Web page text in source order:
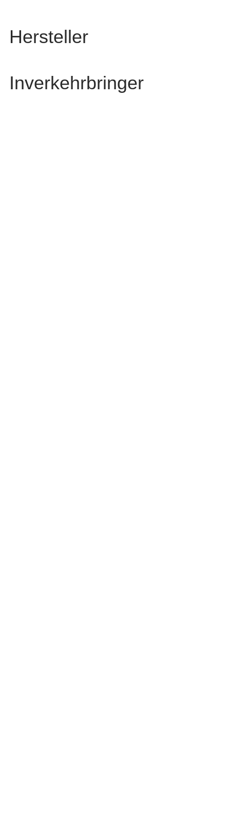
Hersteller
Inverkehrbringer